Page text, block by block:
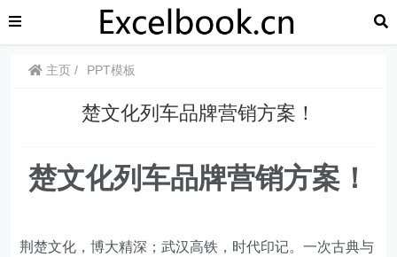
主页 PPT模板
楚文化列车品牌营销方案！
楚文化列车品牌营销方案！
荆楚文化，博大精深；武汉高铁，时代印记。一次古典与